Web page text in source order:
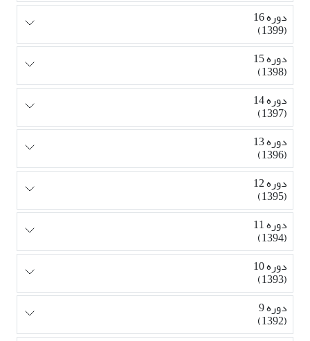
دوره 16
(1399)
دوره 15
(1398)
دوره 14
(1397)
دوره 13
(1396)
دوره 12
(1395)
دوره 11
(1394)
دوره 10
(1393)
دوره 9
(1392)